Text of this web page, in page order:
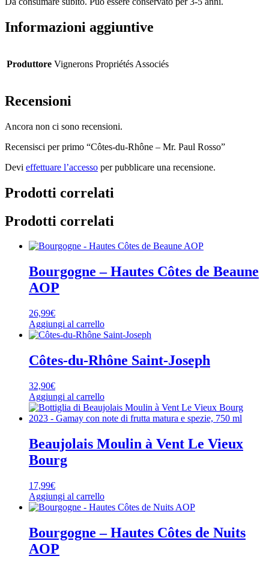
Informazioni aggiuntive
Produttore Vignerons Propriétés Associés
Recensioni
Ancora non ci sono recensioni.
Recensisci per primo “Côtes-du-Rhône – Mr. Paul Rosso”
Devi effettuare l’accesso per pubblicare una recensione.
Prodotti correlati
Prodotti correlati
Bourgogne – Hautes Côtes de Beaune
AOP
26,99€
Aggiungi al carrello
Côtes-du-Rhône Saint-Joseph
32,90€
Aggiungi al carrello
Beaujolais Moulin à Vent Le Vieux
Bourg
17,99€
Aggiungi al carrello
Bourgogne – Hautes Côtes de Nuits
AOP